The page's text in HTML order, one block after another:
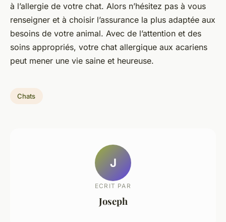
à l’allergie de votre chat. Alors n’hésitez pas à vous
renseigner et à choisir l’assurance la plus adaptée aux
besoins de votre animal. Avec de l’attention et des
soins appropriés, votre chat allergique aux acariens
peut mener une vie saine et heureuse.
Chats
J
ECRIT PAR
Joseph